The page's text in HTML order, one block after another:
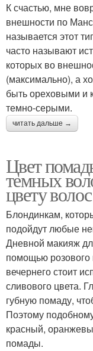
К счастью, мне
внешности по
называется этот
часто называют
которых во
(максимально), а
быть ореховыми и
темно-серыми.
читать дальше →
Цвет
темных
цвету волос
Блондинкам,
подойдут любые
Дневной макияж
помощью розового
вечернего стоит
сливового цвета.
губную помаду,
Поэтому
красный,
помады.